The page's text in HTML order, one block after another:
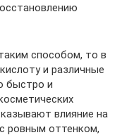
способом, то в
и различные
быстро и
влияние на
ровным оттенком,